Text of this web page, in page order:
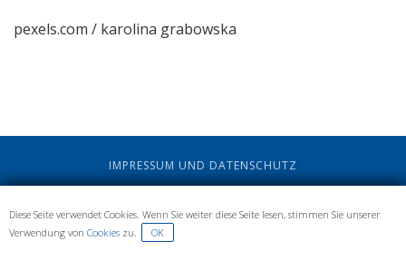
pexels.com / karolina grabowska
IMPRESSUM UND DATENSCHUTZ
Diese Seite verwendet Cookies. Wenn Sie weiter diese Seite lesen, stimmen Sie unserer
Verwendung von Cookies zu. OK